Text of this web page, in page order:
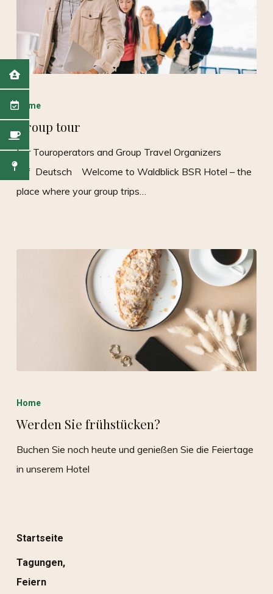
Home
Group tour
For Touroperators and Group Travel Organizers
auf Deutsch Welcome to Waldblick BSR Hotel – the
place where your group trips…
Home
Werden Sie frühstücken?
Buchen Sie noch heute und genießen Sie die Feiertage
in unserem Hotel
Startseite
Tagungen,
Feiern